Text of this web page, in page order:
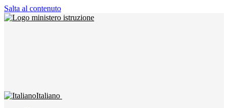
Salta al contenuto
Italiano